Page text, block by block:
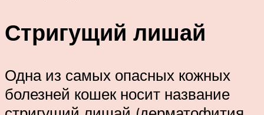
Стригущий лишай
Одна из самых опасных кожных
болезней кошек носит название